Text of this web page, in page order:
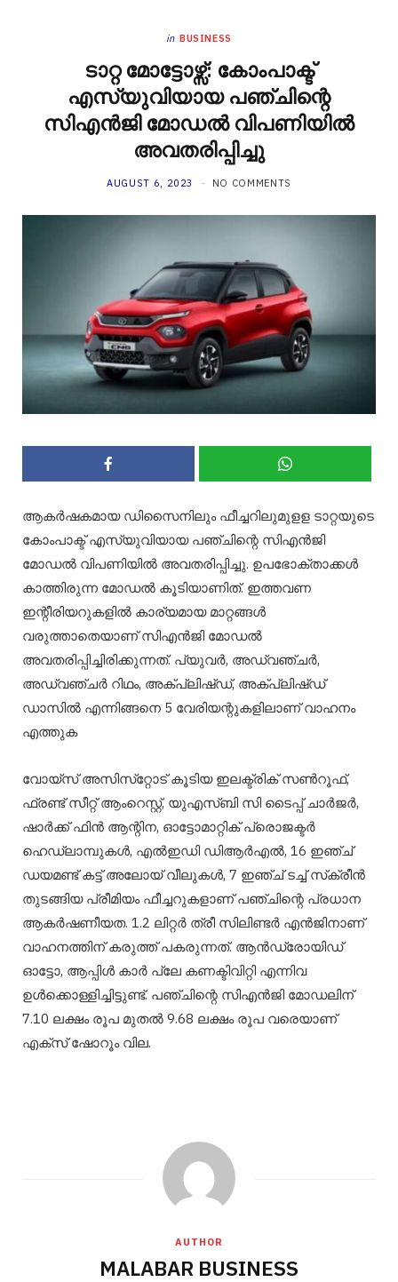
in BUSINESS
ടാറ്റ മോട്ടോഴ്സ്: കോംപാക്ട്
എസ്‌യുവിയായ പഞ്ചിന്റെ
സിഎൻജി മോഡൽ വിപണിയിൽ
അവതരിപ്പിച്ചു
AUGUST 6, 2023 NO COMMENTS
ആകർഷകമായ ഡിസൈനിലും ഫീച്ചറിലുമുളള ടാറ്റയുടെ
കോംപാക്ട് എസ്‌യുവിയായ പഞ്ചിന്റെ സിഎൻജി
മോഡൽ വിപണിയിൽ അവതരിപ്പിച്ചു. ഉപഭോക്താക്കൾ
കാത്തിരുന്ന മോഡൽ കൂടിയാണിത്. ഇത്തവണ
ഇന്റീരിയറുകളിൽ കാര്യമായ മാറ്റങ്ങൾ
വരുത്താതെയാണ് സിഎൻജി മോഡൽ
അവതരിപ്പിച്ചിരിക്കുന്നത്. പ്യുവർ, അഡ്വഞ്ചർ,
അഡ്വഞ്ചർ റിഥം, അക്പ്ലിഷ്ഡ്, അക്പ്ലിഷ്ഡ്
ഡാസിൽ എന്നിങ്ങനെ 5 വേരിയന്റുകളിലാണ് വാഹനം
എത്തുക
വോയ്‌സ് അസിസ്‌റ്റോട് കൂടിയ ഇലക്ട്രിക് സണ്‍റൂഫ്,
ഫ്രണ്ട് സീറ്റ് ആംറെസ്റ്റ്, യുഎസ്ബി സി ടൈപ്പ് ചാര്‍ജര്‍,
ഷാര്‍ക്ക് ഫിന്‍ ആന്റിന, ഓട്ടോമാറ്റിക് പ്രൊജക്ടര്‍
ഹെഡ്‌ലാമ്പുകള്‍, എല്‍ഇഡി ഡിആര്‍എല്‍, 16 ഇഞ്ച്
ഡയമണ്ട് കട്ട് അലോയ് വീലുകള്‍, 7 ഇഞ്ച് ടച്ച് സ്‌ക്രീന്‍
തുടങ്ങിയ പ്രീമിയം ഫീച്ചറുകളാണ് പഞ്ചിന്റെ പ്രധാന
ആകർഷണീയത. 1.2 ലിറ്റർ ത്രീ സിലിണ്ടർ എൻജിനാണ്
വാഹനത്തിന് കരുത്ത് പകരുന്നത്. ആൻഡ്രോയിഡ്
ഓട്ടോ, ആപ്പിൾ കാർ പ്ലേ കണക്ടിവിറ്റി എന്നിവ
ഉൾക്കൊള്ളിച്ചിട്ടുണ്ട്. പഞ്ചിന്റെ സിഎൻജി മോഡലിന്
7.10 ലക്ഷം രൂപ മുതൽ 9.68 ലക്ഷം രൂപ വരെയാണ്
എക്സ് ഷോറൂം വില.
AUTHOR
MALABAR BUSINESS